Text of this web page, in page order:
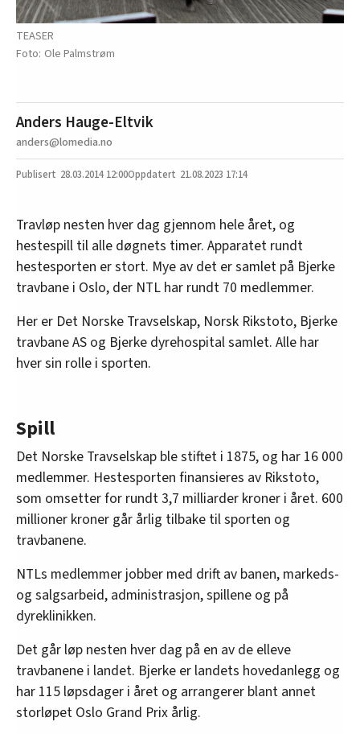
TEASER
Ole Palmstrøm
Anders Hauge-Eltvik
anders@lomedia.no
28.03.2014 12:00 21.08.2023 17:14
Travløp nesten hver dag gjennom hele året, og
hestespill til alle døgnets timer. Apparatet rundt
hestesporten er stort. Mye av det er samlet på Bjerke
travbane i Oslo, der NTL har rundt 70 medlemmer.
Her er Det Norske Travselskap, Norsk Rikstoto, Bjerke
travbane AS og Bjerke dyrehospital samlet. Alle har
hver sin rolle i sporten.
Spill
Det Norske Travselskap ble stiftet i 1875, og har 16 000
medlemmer. Hestesporten finansieres av Rikstoto,
som omsetter for rundt 3,7 milliarder kroner i året. 600
millioner kroner går årlig tilbake til sporten og
travbanene.
NTLs medlemmer jobber med drift av banen, markeds-
og salgsarbeid, administrasjon, spillene og på
dyreklinikken.
Det går løp nesten hver dag på en av de elleve
travbanene i landet. Bjerke er landets hovedanlegg og
har 115 løpsdager i året og arrangerer blant annet
storløpet Oslo Grand Prix årlig.